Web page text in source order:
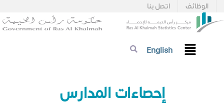
اتصل بنا الوظائف
English
​​إحصاءات المدارس